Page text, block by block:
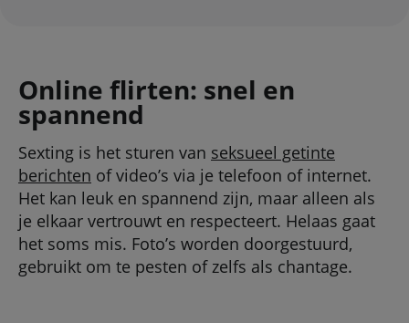
Online flirten: snel en
spannend
Sexting is het sturen van seksueel getinte
berichten of video’s via je telefoon of internet.
Het kan leuk en spannend zijn, maar alleen als
je elkaar vertrouwt en respecteert. Helaas gaat
het soms mis. Foto’s worden doorgestuurd,
gebruikt om te pesten of zelfs als chantage.